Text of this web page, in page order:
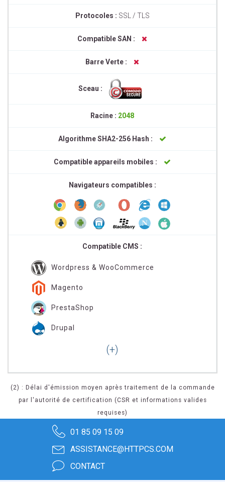
Protocoles : SSL / TLS
Compatible SAN :
Barre Verte :
Sceau :
Racine : 2048
Algorithme SHA2-256 Hash :
Compatible appareils mobiles :
Navigateurs compatibles :
Compatible CMS :
Wordpress & WooCommerce
Magento
PrestaShop
Drupal
(2) : Délai d'émission moyen après traitement de la commande
par l'autorité de certification (CSR et informations valides
requises)
01 85 09 15 09
ASSISTANCE@HTTPCS.COM
CONTACT